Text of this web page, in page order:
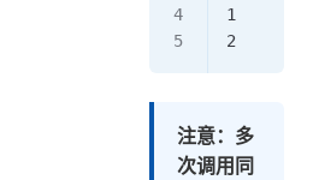
1
2
注意：多
次调用同